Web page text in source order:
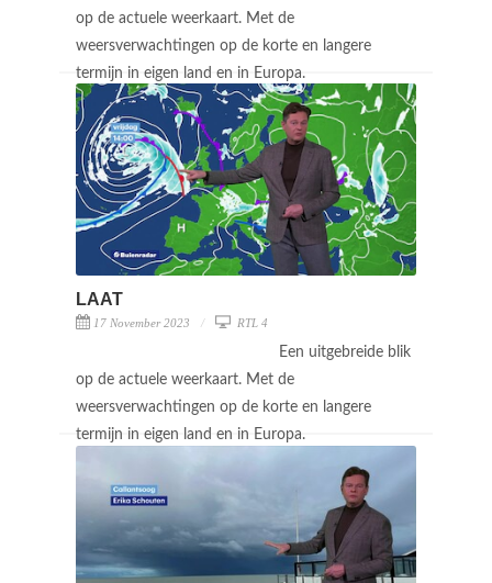
op de actuele weerkaart. Met de
weersverwachtingen op de korte en langere
termijn in eigen land en in Europa.
LAAT
17 November 2023 RTL 4
Een uitgebreide blik
op de actuele weerkaart. Met de
weersverwachtingen op de korte en langere
termijn in eigen land en in Europa.